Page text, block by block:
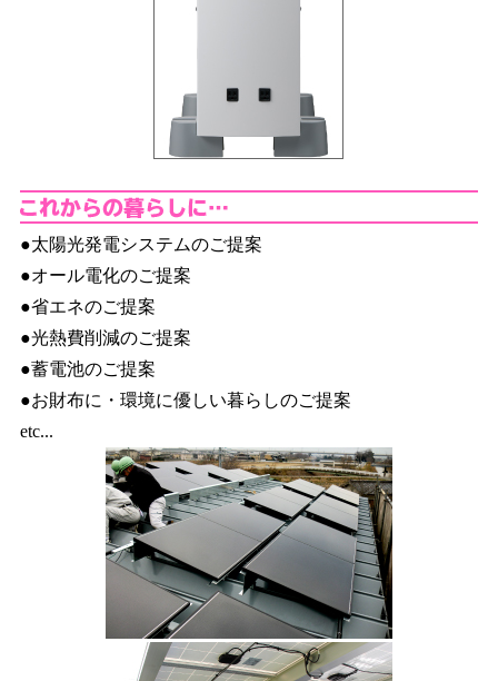
●太陽光発電システムのご提案
●オール電化のご提案
●省エネのご提案
●光熱費削減のご提案
●蓄電池のご提案
●お財布に・環境に優しい暮らしのご提案
etc...